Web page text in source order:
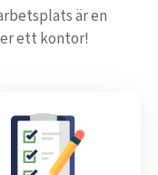
är en
ett kontor!